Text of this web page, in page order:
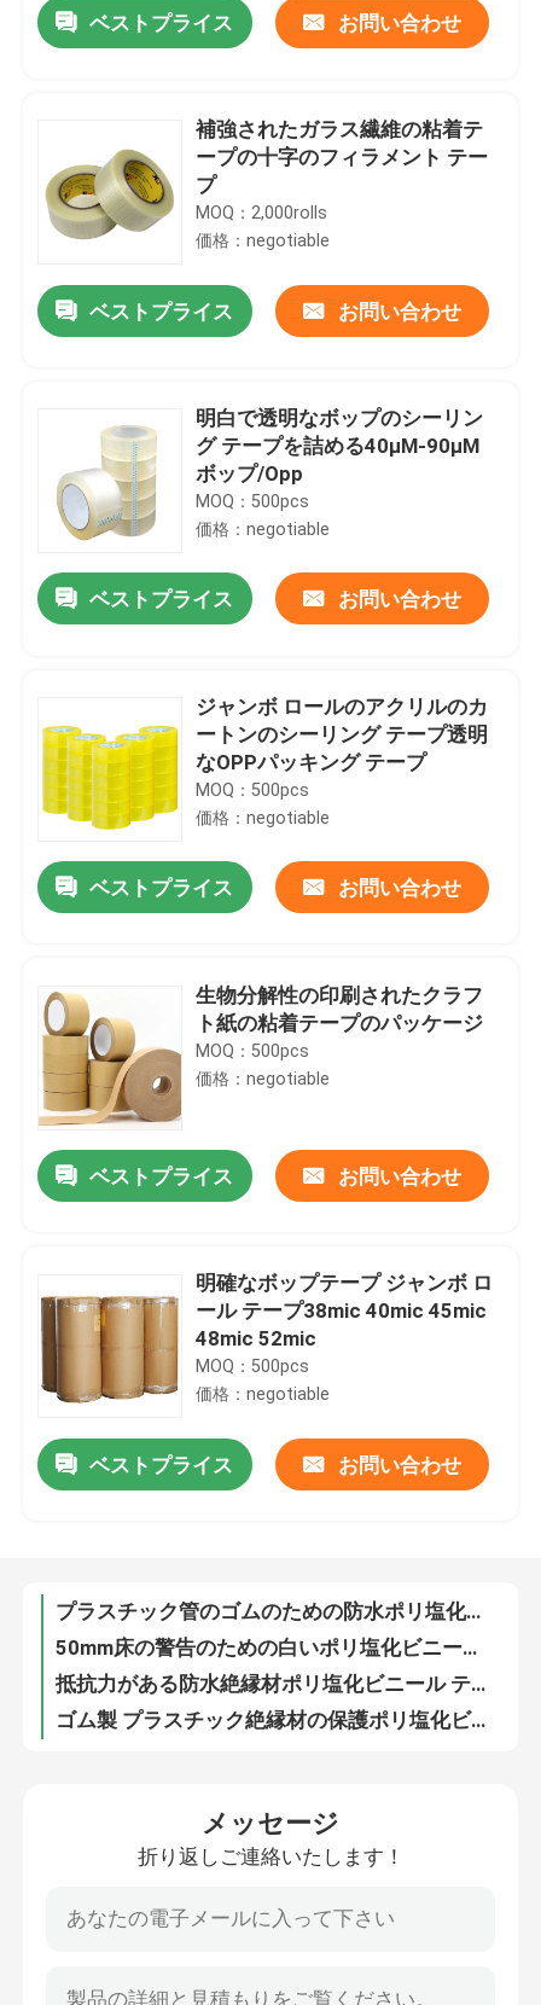
家
プロダクト
私達について
品質管理
私達に連絡しなさい
ボップの粘着テープ
クラフト紙の粘着テープ
ペット粘着テープ
ベストプライス お問い合わせ
補強されたガラス繊維の粘着テ
ープの十字のフィラメント テー
プ
MOQ：2,000rolls
価格：negotiable
ベストプライス お問い合わせ
明白で透明なボップのシーリン
グ テープを詰める40μM-90μM
ボップ/Opp
MOQ：500pcs
価格：negotiable
ベストプライス お問い合わせ
ジャンボ ロールのアクリルのカ
ートンのシーリング テープ透明
なOPPパッキング テープ
MOQ：500pcs
価格：negotiable
ベストプライス お問い合わせ
生物分解性の印刷されたクラフ
ト紙の粘着テープのパッケージ
MOQ：500pcs
価格：negotiable
ベストプライス お問い合わせ
明確なボップテープ ジャンボ ロ
ール テープ38mic 40mic 45mic
48mic 52mic
MOQ：500pcs
価格：negotiable
ベストプライス お問い合わせ
自己接着絶縁材の管ポリ塩化ビニールの保護テープ青い色2インチ
4インチ30mmを覆うための防水黄色いポリ塩化ビニールの粘着テープ
コミュニケーション配線のための赤い自己接着ポリ塩化ビニール テープ50mm
17mm電気絶縁材のための20mm青いポリ塩化ビニールの粘着テープロール
メッセージ
折り返しご連絡いたします！